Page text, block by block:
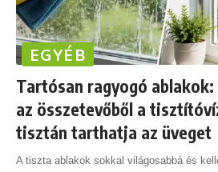
EGYÉB
Tartósan ragyogó ablakok:
az összetevőből a
tisztán tarthatja az üveget
A tiszta ablakok sokkal világosabbá és